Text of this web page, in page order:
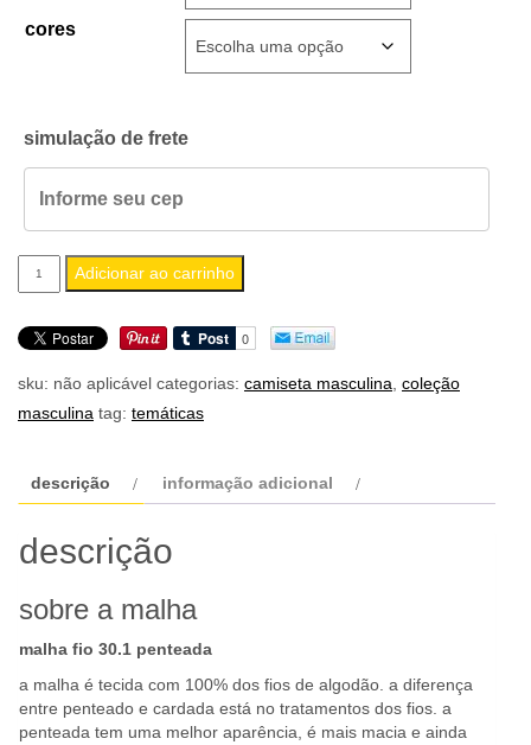
cores
simulação de frete
camiseta
masculina
rock
roll
v28
Adicionar ao carrinho
sku: não aplicável categorias: camiseta masculina coleção
masculina tag: temáticas
descrição informação adicional
descrição
sobre a malha
malha fio 30.1 penteada
a malha é tecida com 100% dos fios de algodão. a diferença
entre penteado e cardada está no tratamentos dos fios. a
penteada tem uma melhor aparência, é mais macia e ainda